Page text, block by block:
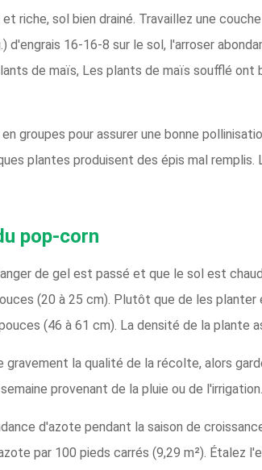
riche, sol bien drainé. Travaillez une
d'engrais 16-16-8 sur le sol, l'arroser
de maïs, Les plants de maïs soufflé ont
groupes pour assurer une bonne
plantes produisent des épis mal
pop-corn
de gel est passé et que le sol est
(20 à 25 cm). Plutôt que de les planter
(46 à 61 cm). La densité de la plante
la qualité de la récolte, alors
provenant de la pluie ou de l'irrigation.
d'azote pendant la saison de
par 100 pieds carrés (9,29 m²). Étalez